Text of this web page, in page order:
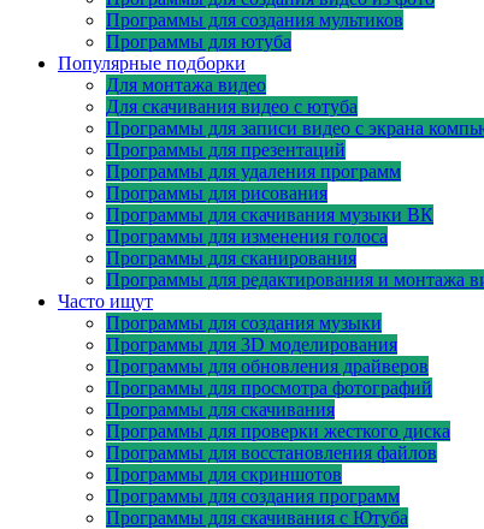
Программы для создания мультиков
Программы для ютуба
Популярные подборки
Для монтажа видео
Для скачивания видео с ютуба
Программы для записи видео с экрана
Программы для презентаций
Программы для удаления программ
Программы для рисования
Программы для скачивания музыки ВК
Программы для изменения голоса
Программы для сканирования
Программы для редактирования и монтажа
Часто ищут
Программы для создания музыки
Программы для 3D моделирования
Программы для обновления драйверов
Программы для просмотра фотографий
Программы для скачивания
Программы для проверки жесткого диска
Программы для восстановления файлов
Программы для скриншотов
Программы для создания программ
Программы для скачивания с Ютуба